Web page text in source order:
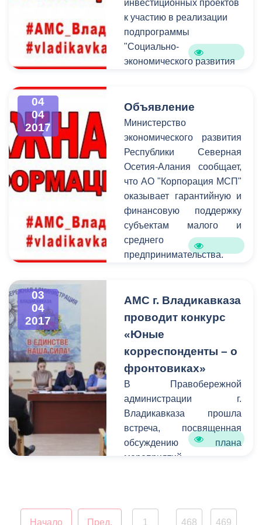
инвестиционных проектов
к участию в реализации
подпрограммы
"Социально-
экономического развития
2025 годы" в рамках
государственной
программы Российской
Федерации "Развитие
Северо-Кавказского
федерального округа на
период до 2025 года".
04
04
2017
Объявление
Министерство
экономического развития
Республики Северная
Осетия-Алания сообщает,
что АО "Корпорация МСП"
оказывает гарантийную и
финансовую поддержку
субъектам малого и
среднего
предпринимательства.
03
04
2017
АМС г. Владикавказа
проводит конкурс
«Юные
корреспонденты – о
фронтовиках»
В Правобережной
администрации г.
Владикавказа прошла
встреча, посвященная
обсуждению плана
мероприятий,
Начало Пред.
1
468 469